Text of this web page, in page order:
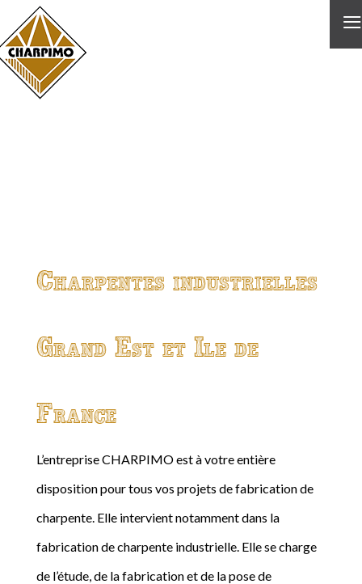
≡
Charpentes industrielles
Grand Est et Ile de
France
L’entreprise CHARPIMO est à votre entière
disposition pour tous vos projets de fabrication de
charpente. Elle intervient notamment dans la
fabrication de charpente industrielle. Elle se charge
de l’étude, de la fabrication et de la pose de